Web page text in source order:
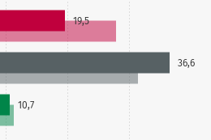
19,5
36,6
10,7